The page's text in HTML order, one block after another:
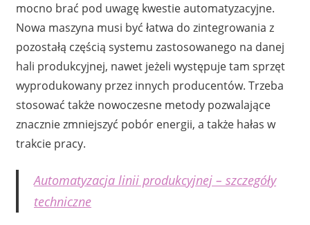
mocno brać pod uwagę kwestie automatyzacyjne.
Nowa maszyna musi być łatwa do zintegrowania z
pozostałą częścią systemu zastosowanego na danej
hali produkcyjnej, nawet jeżeli występuje tam sprzęt
wyprodukowany przez innych producentów. Trzeba
stosować także nowoczesne metody pozwalające
znacznie zmniejszyć pobór energii, a także hałas w
trakcie pracy.
Automatyzacja linii produkcyjnej – szczegóły
techniczne